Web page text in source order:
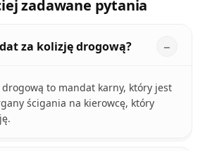
zadawane pytania
za kolizję drogową?
to mandat karny, który jest
ścigania na kierowcę, który